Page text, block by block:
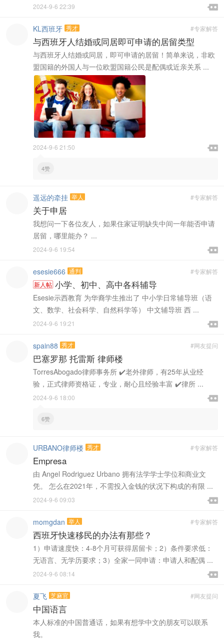

2024-9-6 22:39 
#专家解答
KL西班牙 秀才
与西班牙人结婚或同居即可申请的居留类型
与西班牙人结婚或同居，即可申请的居留！简单来说，非欧
盟国籍的外国人与一位欧盟国籍公民是配偶或近亲关系 ...

2024-9-6 21:50 
4赞
#专家解答
遥远的牵挂 举人
关于申居
我想问一下各位友人，如果住家证明缺失中间一年能否申请
居留，哪里能办？ ...

2024-9-6 19:54 
#专家解答
esesie666 通判
新人帖 小学、初中、高中各科辅导
Esesie示西教育 为华裔学生推出了 中小学日常辅导班（语
文、数学、社会科学、自然科学等） 中文辅导班 西 ...

2024-9-6 19:21 
#网友提问
spain88 秀才
巴塞罗那 托雷斯 律师楼
TorresAbogado律师事务所 ✔️老外律师，有25年从业经
验，正式律师资格证，专业，耐心且经验丰富 ✔️律所 ...

2024-9-6 18:00 
6赞
#专家解答
URBANO律师楼 秀才
Empresa
由 Angel Rodriguez Urbano 拥有法学学士学位和商业文
凭。 怎么在2021年，不需投入金钱的状况下构成的有限 ...

2024-9-6 09:03 
#专家解答
momgdan 举人
西班牙快速移民的办法有那些？
1）申请速度快：4-8个月可获得居留卡；2）条件要求低：
无语言、无学历要求；3）全家一同申请：申请人和配偶 ...

2024-9-6 08:14 
#网友提问
夏飞 芝麻官
中国语言
本人标准的中国普通话，如果有想学中文的朋友可以联系
我。